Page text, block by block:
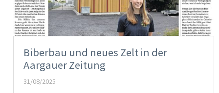
Biberbau und neues Zelt in der
Aargauer Zeitung
31/08/2025